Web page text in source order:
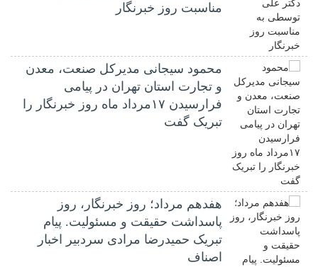
مناسبت روز خبرنگار
محمود سیجانی مدیرکل صنعت، معدن
و تجارت استان تهران در پیامی
فرارسیدن ۱۷مرداد ماه روز خبرنگار را
تبریک گفت
هفدهم مرداد؛ روز خبرنگار، روز
پاسداشت حقیقت و مسئولیت. پیام
تبریک حمیدرضا مرادی سردبیر اخبار
اصناف